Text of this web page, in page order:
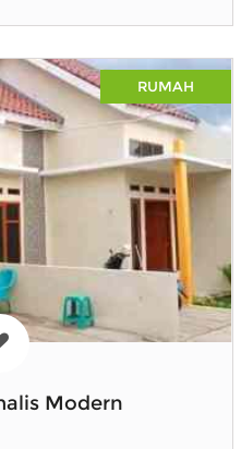
RUMAH
Modern